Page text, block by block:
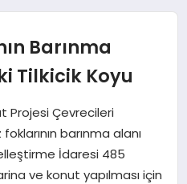
Barınma
Tilkicik Koyu
Projesi Çevrecileri
barınma alanı
İdaresi 485
ve konut yapılması için